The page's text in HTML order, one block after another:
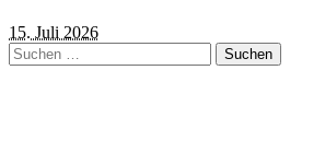
15. Juli 2026
Suchen
nach: